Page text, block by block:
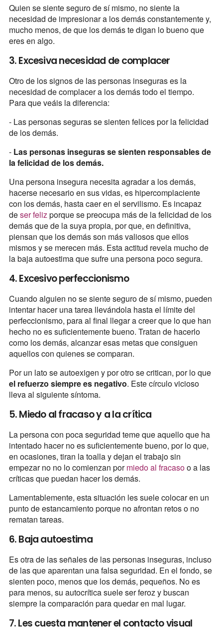
Quien se siente seguro de sí mismo, no siente la
necesidad de impresionar a los demás constantemente y,
mucho menos, de que los demás te digan lo bueno que
eres en algo.
3. Excesiva necesidad de complacer
Otro de los signos de las personas inseguras es la
necesidad de complacer a los demás todo el tiempo.
Para que veáis la diferencia:
- Las personas seguras se sienten felices por la felicidad
de los demás.
- Las personas inseguras se sienten responsables de
la felicidad de los demás.
Una persona insegura necesita agradar a los demás,
hacerse necesario en sus vidas, es hipercomplaciente
con los demás, hasta caer en el servilismo. Es incapaz
deser felizporque se preocupa más de la felicidad de los
demás que de la suya propia, por que, en definitiva,
piensan que los demás son más valiosos que ellos
mismos y se merecen más. Esta actitud revela mucho de
la baja autoestima que sufre una persona poco segura.
4. Excesivo perfeccionismo
Cuando alguien no se siente seguro de sí mismo, pueden
intentar hacer una tarea llevándola hasta el límite del
perfeccionismo, para al final llegar a creer que lo que han
hecho no es suficientemente bueno. Tratan de hacerlo
como los demás, alcanzar esas metas que consiguen
aquellos con quienes se comparan.
Por un lato se autoexigen y por otro se critican, por lo que
el refuerzo siempre es negativo. Este círculo vicioso
lleva al siguiente síntoma.
5. Miedo al fracaso y a la crítica
La persona con poca seguridad teme que aquello que ha
intentado hacer no es suficientemente bueno, por lo que,
en ocasiones, tiran la toalla y dejan el trabajo sin
empezar no no lo comienzan pormiedo al fracasoo a las
críticas que puedan hacer los demás.
Lamentablemente, esta situación les suele colocar en un
punto de estancamiento porque no afrontan retos o no
rematan tareas.
6. Baja autoestima
Es otra de las señales de las personas inseguras, incluso
de las que aparentan una falsa seguridad. En el fondo, se
sienten poco, menos que los demás, pequeños. No es
para menos, su autocrítica suele ser feroz y buscan
siempre la comparación para quedar en mal lugar.
7. Les cuesta mantener el contacto visual